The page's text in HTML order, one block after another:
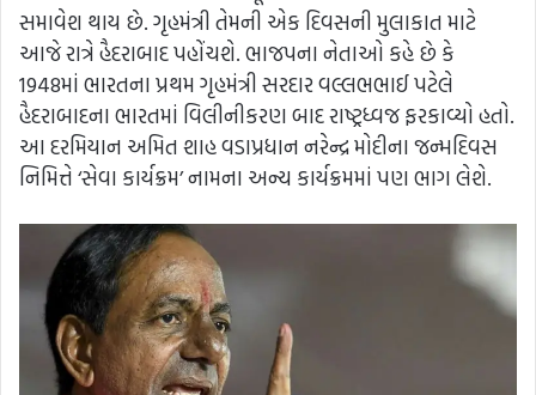
સમાવેશ થાય છે. ગૃહમંત્રી તેમની એક દિવસની મુલાકાત માટે
આજે રાત્રે હૈદરાબાદ પહોંચશે. ભાજપના નેતાઓ કહે છે કે
1948માં ભારતના પ્રથમ ગૃહમંત્રી સરદાર વલ્લભભાઈ પટેલે
હૈદરાબાદના ભારતમાં વિલીનીકરણ બાદ રાષ્ટ્રધ્વજ ફરકાવ્યો હતો.
આ દરમિયાન અમિત શાહ વડાપ્રધાન નરેન્દ્ર મોદીના જન્મદિવસ
નિમિત્તે ‘સેવા કાર્યક્રમ’ નામના અન્ય કાર્યક્રમમાં પણ ભાગ લેશે.